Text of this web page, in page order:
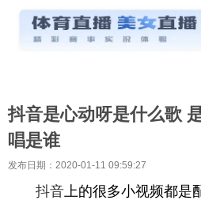
抖音是心动呀是什么歌
唱是谁
发布日期：2020-01-11 09:59:27
抖音 上的很多小视频都是